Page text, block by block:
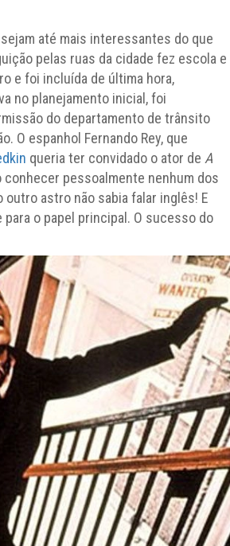
até mais interessantes do que
pelas ruas da cidade fez escola e
e foi incluída de última hora,
no planejamento inicial, foi
do departamento de trânsito
O espanhol Fernando Rey, que
queria ter convidado o ator de A
pessoalmente nenhum dos
astro não sabia falar inglês! E
o papel principal. O sucesso do